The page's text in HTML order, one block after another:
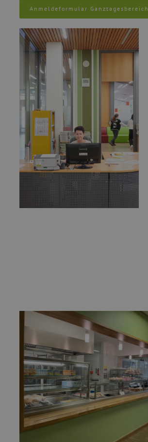
Anmeldeformular Ganztagesbereich